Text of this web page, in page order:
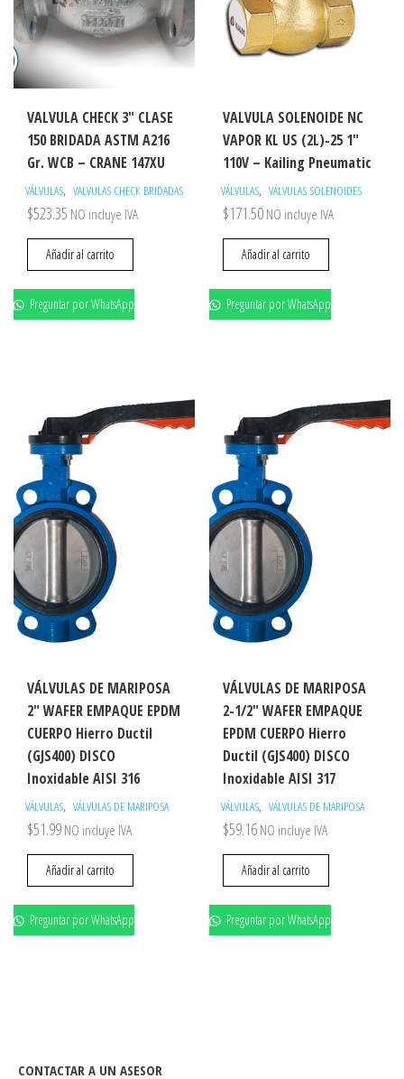
VALVULA CHECK 3″ CLASE
150 BRIDADA ASTM A216
Gr. WCB – CRANE 147XU
VÁLVULAS, VALVULAS CHECK BRIDADAS
$523.35 NO incluye IVA
Añadir al carrito
Preguntar por WhatsApp
VALVULA SOLENOIDE NC
VAPOR KL US (2L)-25 1″
110V – Kailing Pneumatic
VÁLVULAS, VÁLVULAS SOLENOIDES
$171.50 NO incluye IVA
Añadir al carrito
Preguntar por WhatsApp
VÁLVULAS DE MARIPOSA
2″ WAFER EMPAQUE EPDM
CUERPO Hierro Ductil
(GJS400) DISCO
Inoxidable AISI 316
VÁLVULAS, VÁLVULAS DE MARIPOSA
$51.99 NO incluye IVA
Añadir al carrito
Preguntar por WhatsApp
VÁLVULAS DE MARIPOSA
2-1/2″ WAFER EMPAQUE
EPDM CUERPO Hierro
Ductil (GJS400) DISCO
Inoxidable AISI 317
VÁLVULAS, VÁLVULAS DE MARIPOSA
$59.16 NO incluye IVA
Añadir al carrito
Preguntar por WhatsApp
CONTACTAR A UN ASESOR